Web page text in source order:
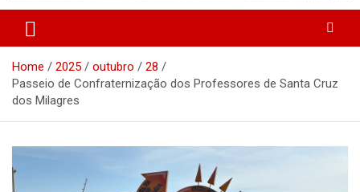
Home 2025 outubro
28
Passeio de Confraternização dos Professores de Santa Cruz
dos Milagres